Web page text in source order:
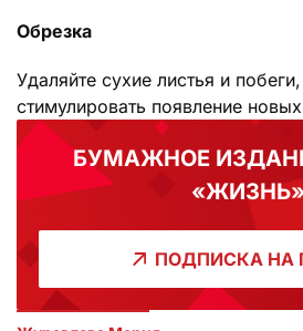
Обрезка
Удаляйте сухие листья и
стимулировать появление
БУМАЖНОЕ
«ЖИЗНЬ»
ПОДПИСКА НА